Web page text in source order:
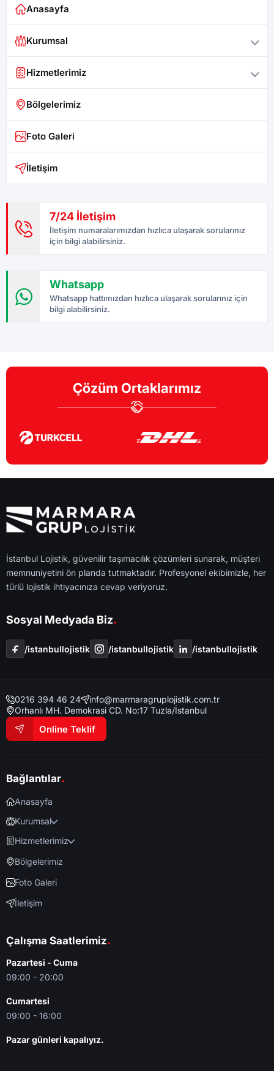
Anasayfa
Kurumsal
Hizmetlerimiz
Bölgelerimiz
Foto Galeri
İletişim
7/24 İletişim
İletişim numaralarımızdan hızlıca ulaşarak sorularınız
için bilgi alabilirsiniz.
Whatsapp
Whatsapp hattımızdan hızlıca ulaşarak sorularınız için
bilgi alabilirsiniz.
Çözüm Ortaklarımız
İstanbul Lojistik, güvenilir taşımacılık çözümleri sunarak, müşteri
memnuniyetini ön planda tutmaktadır. Profesyonel ekibimizle, her
türlü lojistik ihtiyacınıza cevap veriyoruz.
Sosyal Medyada Biz.
/i̇stanbullojistik /i̇stanbullojistik /i̇stanbullojistik
0216 394 46 24
info@marmaragruplojistik.com.tr
Orhanlı MH. Demokrasi CD. No:17 Tuzla/İstanbul
Online Teklif
Bağlantılar.
Anasayfa
Kurumsal
Hizmetlerimiz
Bölgelerimiz
Foto Galeri
İletişim
Çalışma Saatlerimiz.
Pazartesi - Cuma
09:00 - 20:00
Cumartesi
09:00 - 16:00
Pazar günleri kapalıyız.